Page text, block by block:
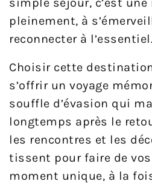
simple séjour, c’est
pleinement, à
reconnecter à l’essentiel.
Choisir cette
s’offrir un voyage
souffle d’évasion qui
longtemps après le
les rencontres et les
tissent pour faire de
moment unique, à la